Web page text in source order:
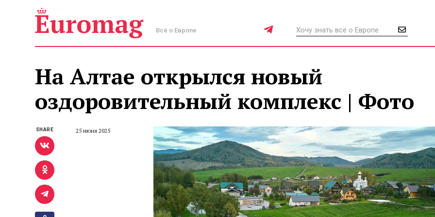
Всё о Европе
На Алтае открылся новый
оздоровительный комплекс | Фото
25 июня 2025
SHARE